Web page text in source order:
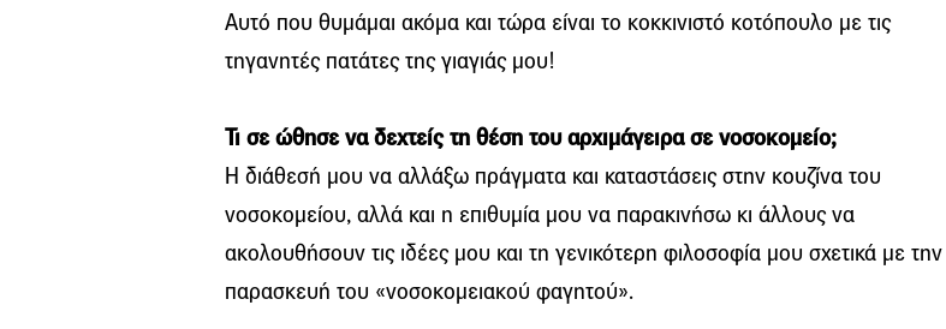
Αυτό που θυμάμαι ακόμα και τώρα είναι το κοκκινιστό κοτόπουλο με τις
τηγανητές πατάτες της γιαγιάς μου!
Τι σε ώθησε να δεχτείς τη θέση του αρχιμάγειρα σε νοσοκομείο;
Η διάθεσή μου να αλλάξω πράγματα και καταστάσεις στην κουζίνα του
νοσοκομείου, αλλά και η επιθυμία μου να παρακινήσω κι άλλους να
ακολουθήσουν τις ιδέες μου και τη γενικότερη φιλοσοφία μου σχετικά με την
παρασκευή του «νοσοκομειακού φαγητού».